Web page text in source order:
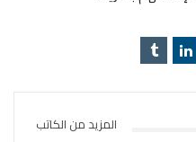
المزيد من الكاتب